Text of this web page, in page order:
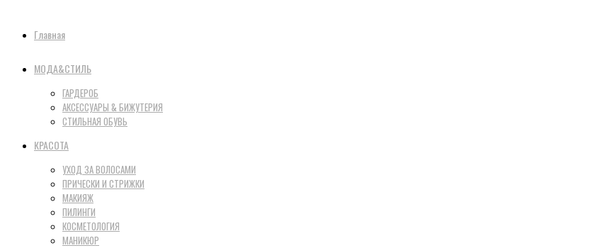
Главная
МОДА&СТИЛЬ
ГАРДЕРОБ
АКСЕССУАРЫ & БИЖУТЕРИЯ
СТИЛЬНАЯ ОБУВЬ
КРАСОТА
УХОД ЗА ВОЛОСАМИ
ПРИЧЕСКИ И СТРИЖКИ
МАКИЯЖ
ПИЛИНГИ
КОСМЕТОЛОГИЯ
МАНИКЮР